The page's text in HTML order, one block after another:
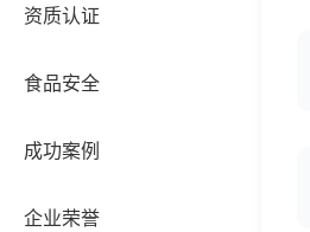
资质认证
食品安全
成功案例
企业荣誉